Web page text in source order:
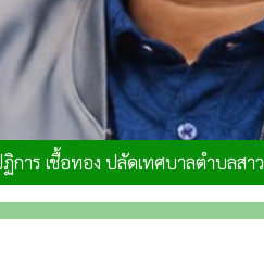
การ เชื้อทอง ปลัดเทศบาลตำบลสา